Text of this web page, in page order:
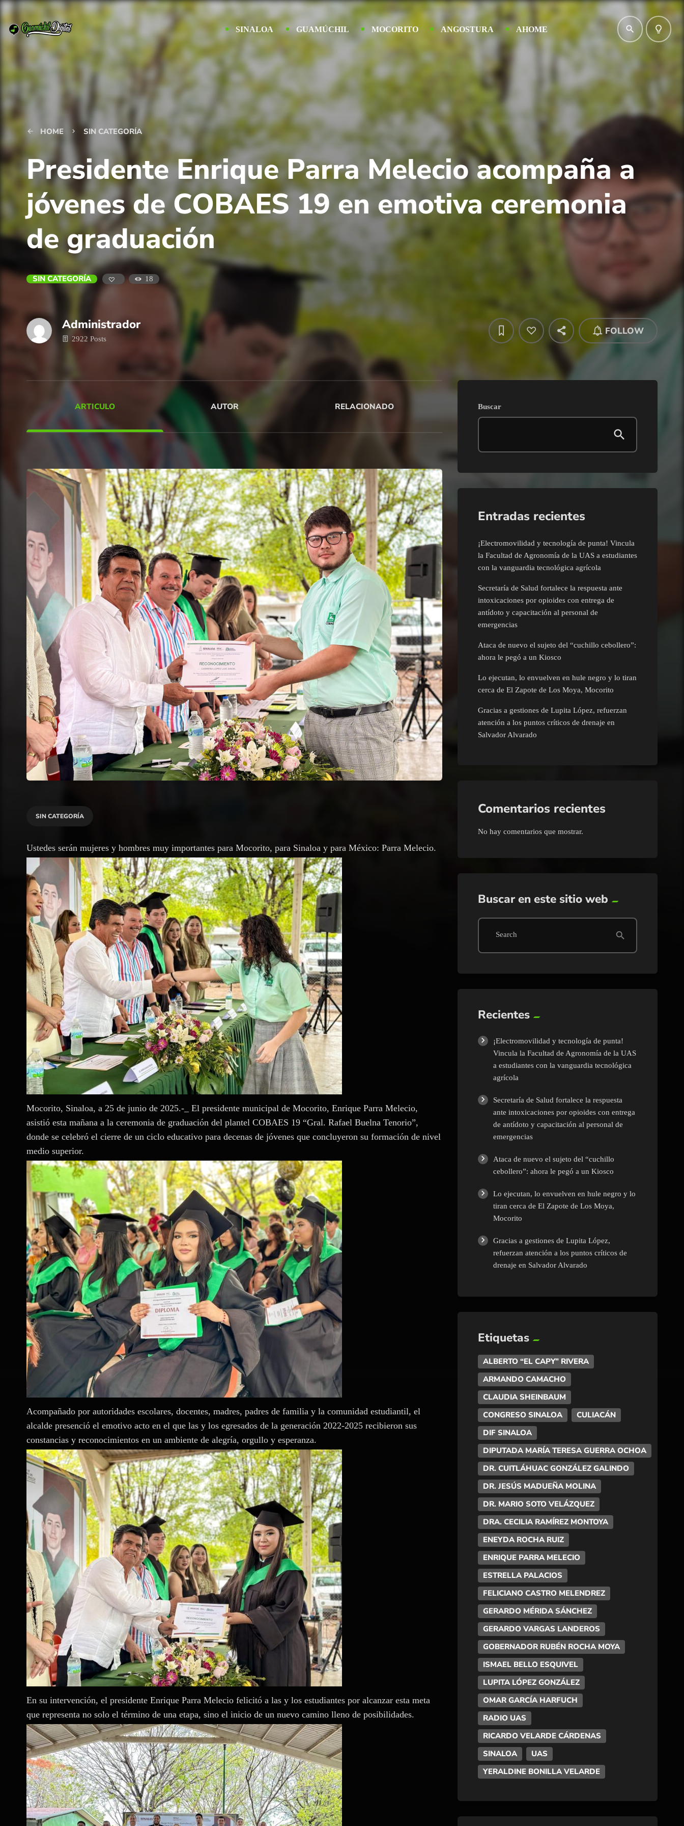
SINALOA GUAMÚCHIL MOCORITO ANGOSTURA AHOME search lightbulb_outline
arrow_back HOME keyboard_arrow_right SIN CATEGORÍA
Presidente Enrique Parra Melecio acompaña a
jóvenes de COBAES 19 en emotiva ceremonia
de graduación
SIN CATEGORÍA 18
Administrador
2922 Posts
FOLLOW
ARTICULO AUTOR RELACIONADO
SIN CATEGORÍA
Ustedes serán mujeres y hombres muy importantes para Mocorito, para Sinaloa y para México: Parra Melecio.
Mocorito, Sinaloa, a 25 de junio de 2025.-_ El presidente municipal de Mocorito, Enrique Parra Melecio,
asistió esta mañana a la ceremonia de graduación del plantel COBAES 19 “Gral. Rafael Buelna Tenorio”,
donde se celebró el cierre de un ciclo educativo para decenas de jóvenes que concluyeron su formación de nivel
medio superior.
Acompañado por autoridades escolares, docentes, madres, padres de familia y la comunidad estudiantil, el
alcalde presenció el emotivo acto en el que las y los egresados de la generación 2022-2025 recibieron sus
constancias y reconocimientos en un ambiente de alegría, orgullo y esperanza.
En su intervención, el presidente Enrique Parra Melecio felicitó a las y los estudiantes por alcanzar esta meta
que representa no solo el término de una etapa, sino el inicio de un nuevo camino lleno de posibilidades.
Buscar
Entradas recientes
¡Electromovilidad y tecnología de punta! Vincula
la Facultad de Agronomía de la UAS a estudiantes
con la vanguardia tecnológica agrícola
Secretaría de Salud fortalece la respuesta ante
intoxicaciones por opioides con entrega de
antídoto y capacitación al personal de
emergencias
Ataca de nuevo el sujeto del “cuchillo cebollero”:
ahora le pegó a un Kiosco
Lo ejecutan, lo envuelven en hule negro y lo tiran
cerca de El Zapote de Los Moya, Mocorito
Gracias a gestiones de Lupita López, refuerzan
atención a los puntos críticos de drenaje en
Salvador Alvarado
Comentarios recientes
No hay comentarios que mostrar.
Buscar en este sitio web
Search search
Recientes
¡Electromovilidad y tecnología de punta!
Vincula la Facultad de Agronomía de la UAS
a estudiantes con la vanguardia tecnológica
agrícola
Secretaría de Salud fortalece la respuesta
ante intoxicaciones por opioides con entrega
de antídoto y capacitación al personal de
emergencias
Ataca de nuevo el sujeto del “cuchillo
cebollero”: ahora le pegó a un Kiosco
Lo ejecutan, lo envuelven en hule negro y lo
tiran cerca de El Zapote de Los Moya,
Mocorito
Gracias a gestiones de Lupita López,
refuerzan atención a los puntos críticos de
drenaje en Salvador Alvarado
Etiquetas
ALBERTO “EL CAPY” RIVERA
ARMANDO CAMACHO
CLAUDIA SHEINBAUM
CONGRESO SINALOA
CULIACÁN
DIF SINALOA
DIPUTADA MARÍA TERESA GUERRA OCHOA
DR. CUITLÁHUAC GONZÁLEZ GALINDO
DR. JESÚS MADUEÑA MOLINA
DR. MARIO SOTO VELÁZQUEZ
DRA. CECILIA RAMÍREZ MONTOYA
ENEYDA ROCHA RUIZ
ENRIQUE PARRA MELECIO
ESTRELLA PALACIOS
FELICIANO CASTRO MELENDREZ
GERARDO MÉRIDA SÁNCHEZ
GERARDO VARGAS LANDEROS
GOBERNADOR RUBÉN ROCHA MOYA
ISMAEL BELLO ESQUIVEL
LUPITA LÓPEZ GONZÁLEZ
OMAR GARCÍA HARFUCH
RADIO UAS
RICARDO VELARDE CÁRDENAS
SINALOA
UAS
YERALDINE BONILLA VELARDE